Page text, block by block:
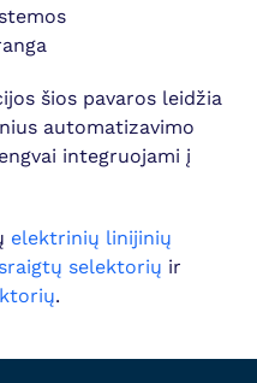
šios pavaros leidžia
automatizavimo
integruojami į
elektrinių linijinių
selektorių ir
.